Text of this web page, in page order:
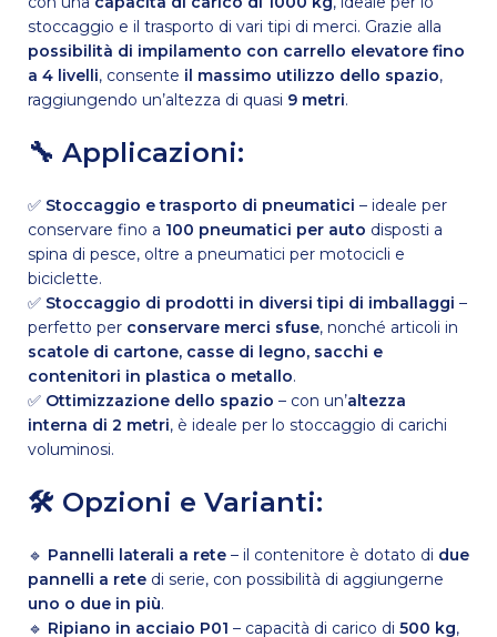
stoccaggio e il trasporto di vari tipi di merci. Grazie alla
possibilità di impilamento con carrello elevatore fino
a 4 livelli, consente il massimo utilizzo dello spazio,
raggiungendo un’altezza di quasi 9 metri.
🔧 Applicazioni:
✅ Stoccaggio e trasporto di pneumatici – ideale per
conservare fino a 100 pneumatici per auto disposti a
spina di pesce, oltre a pneumatici per motocicli e
biciclette.
✅ Stoccaggio di prodotti in diversi tipi di imballaggi –
perfetto per conservare merci sfuse, nonché articoli in
scatole di cartone, casse di legno, sacchi e
contenitori in plastica o metallo.
✅ Ottimizzazione dello spazio – con un’altezza
interna di 2 metri, è ideale per lo stoccaggio di carichi
voluminosi.
🛠 Opzioni e Varianti:
🔹 Pannelli laterali a rete – il contenitore è dotato di due
pannelli a rete di serie, con possibilità di aggiungerne
uno o due in più.
🔹 Ripiano in acciaio P01 – capacità di carico di500 kg,